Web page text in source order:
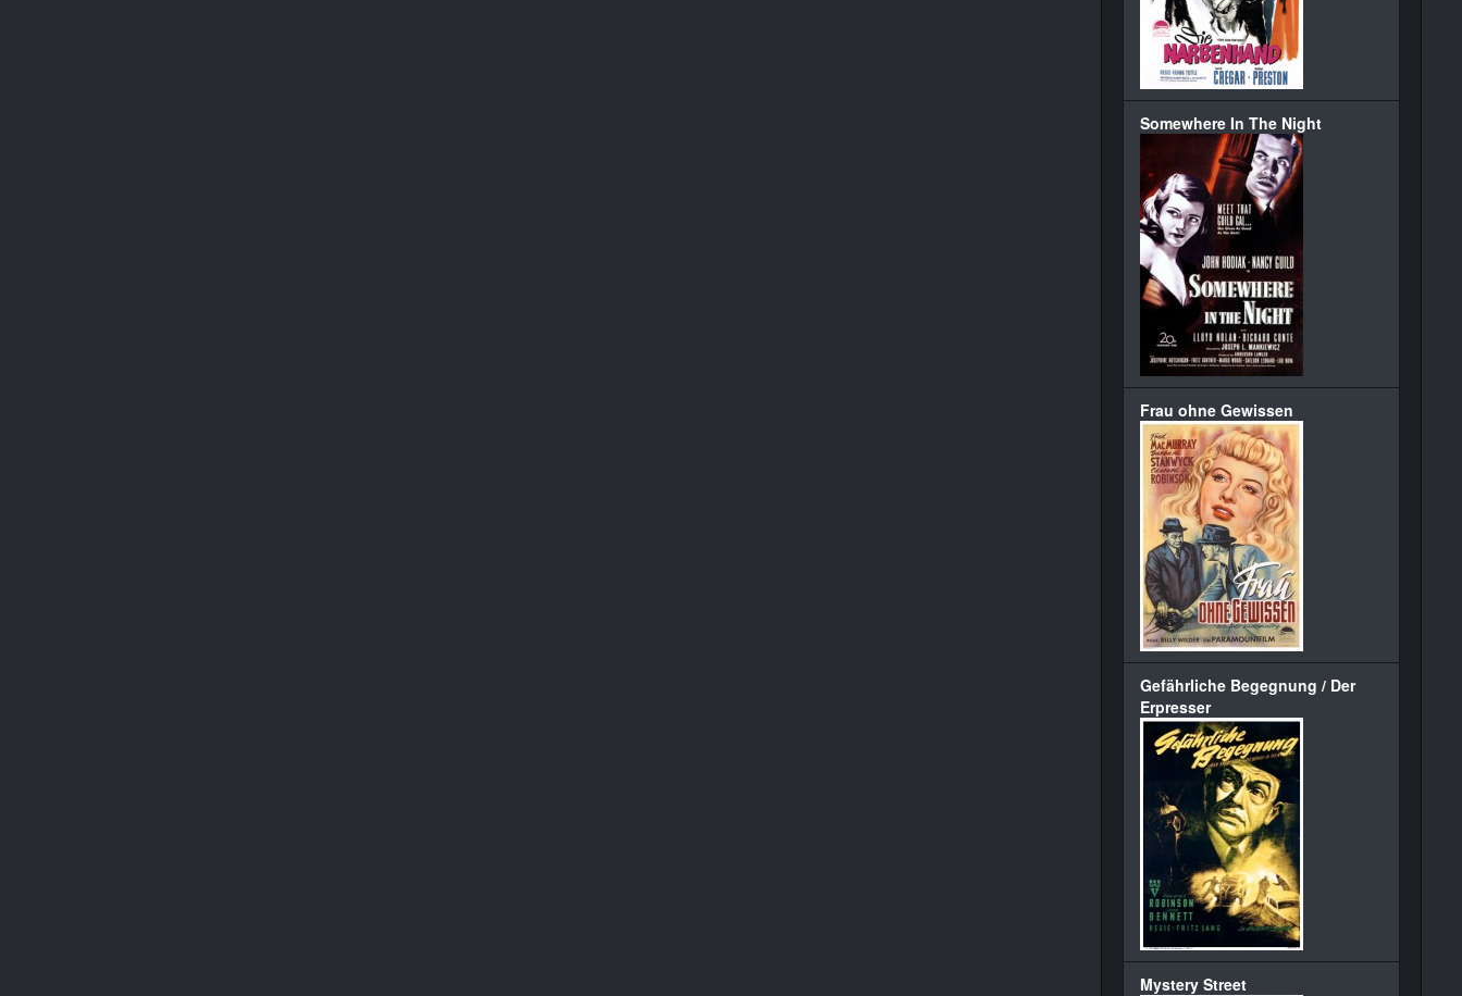
Somewhere In The Night
Frau ohne Gewissen
Gefährliche Begegnung / Der
Erpresser
Mystery Street